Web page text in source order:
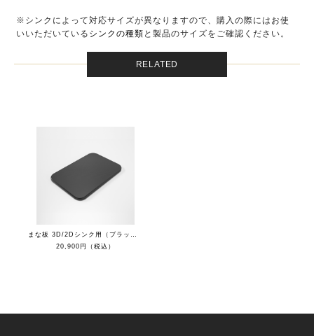
※シンクによって対応サイズが異なりますので、購入の際にはお使
いいただいている シンクの種類 と製品のサイズをご確認ください。
RELATED
まな板 3D/2Dシンク用（ブラック）
20,900円（税込）